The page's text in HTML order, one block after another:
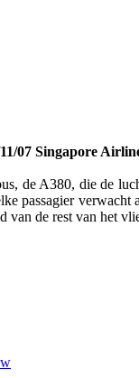
07 Singapore
de A380, die de
passagier
van de rest van het